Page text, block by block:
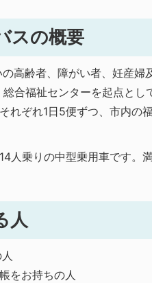
スの概要
高齢者、障がい者、妊産婦
合福祉センターを起点と
れぞれ1日5便ずつ、市内の
人乗りの中型乗用車です。
人
をお持ちの人